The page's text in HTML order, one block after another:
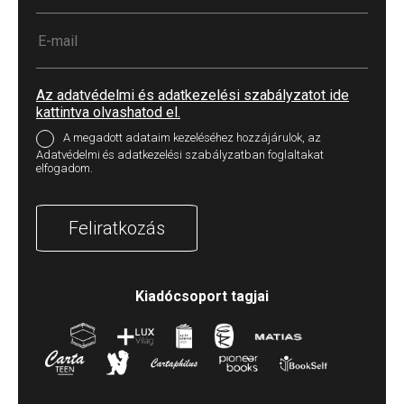
Az adatvédelmi és adatkezelési szabályzatot ide
kattintva olvashatod el.
A megadott adataim kezeléséhez hozzájárulok, az
Adatvédelmi és adatkezelési szabályzatban foglaltakat
elfogadom.
Feliratkozás
Kiadócsoport tagjai